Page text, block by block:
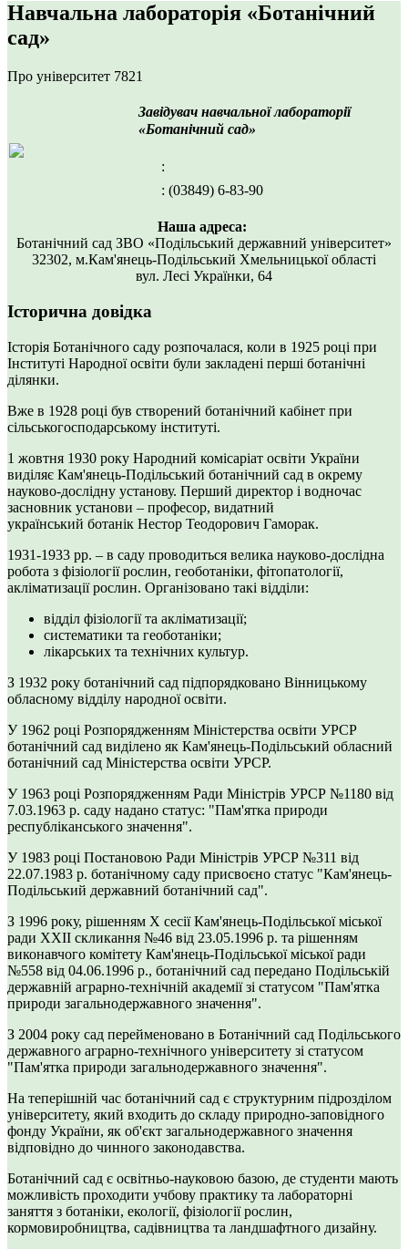
Навчальна лабораторія «Ботанічний
сад»
Про університет 7821
Завідувач навчальної лабораторії
«Ботанічний сад»
:
: (03849) 6-83-90
Наша адреса:
Ботанічний сад ЗВО «Подільський державний університет»
32302, м.Кам'янець-Подільський Хмельницької області
вул. Лесі Українки, 64
Історична довідка
Історія Ботанічного саду розпочалася, коли в 1925 році при
Інституті Народної освіти були закладені перші ботанічні
ділянки.
Вже в 1928 році був створений ботанічний кабінет при
сільськогосподарському інституті.
1 жовтня 1930 року Народний комісаріат освіти України
виділяє Кам'янець-Подільський ботанічний сад в окрему
науково-дослідну установу. Перший директор і водночас
засновник установи – професор, видатний
український ботанік Нестор Теодорович Гаморак.
1931-1933 рр. – в саду проводиться велика науково-дослідна
робота з фізіології рослин, геоботаніки, фітопатології,
акліматизації рослин. Організовано такі відділи:
відділ фізіології та акліматизації;
систематики та геоботаніки;
лікарських та технічних культур.
З 1932 року ботанічний сад підпорядковано Вінницькому
обласному відділу народної освіти.
У 1962 році Розпорядженням Міністерства освіти УРСР
ботанічний сад виділено як Кам'янець-Подільський обласний
ботанічний сад Міністерства освіти УРСР.
У 1963 році Розпорядженням Ради Міністрів УРСР №1180 від
7.03.1963 р. саду надано статус: "Пам'ятка природи
республіканського значення".
У 1983 році Постановою Ради Міністрів УРСР №311 від
22.07.1983 р. ботанічному саду присвоєно статус "Кам'янець-
Подільський державний ботанічний сад".
З 1996 року, рішенням X сесії Кам'янець-Подільської міської
ради XXII скликання №46 від 23.05.1996 р. та рішенням
виконавчого комітету Кам'янець-Подільської міської ради
№558 від 04.06.1996 р., ботанічний сад передано Подільській
державній аграрно-технічній академії зі статусом "Пам'ятка
природи загальнодержавного значення".
З 2004 року сад перейменовано в Ботанічний сад Подільського
державного аграрно-технічного університету зі статусом
"Пам'ятка природи загальнодержавного значення".
На теперішній час ботанічний сад є структурним підрозділом
університету, який входить до складу природно-заповідного
фонду України, як об'єкт загальнодержавного значення
відповідно до чинного законодавства.
Ботанічний сад є освітньо-науковою базою, де студенти мають
можливість проходити учбову практику та лабораторні
заняття з ботаніки, екології, фізіології рослин,
кормовиробництва, садівництва та ландшафтного дизайну.